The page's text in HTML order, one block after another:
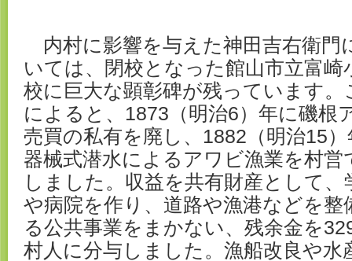
内村に影響を与えた神田吉右衛門
いては、閉校となった館山市立富崎
校に巨大な顕彰碑が残っています。
によると、1873（明治6）年に磯根
売買の私有を廃し、1882（明治15）
器械式潜水によるアワビ漁業を村営
しました。収益を共有財産として、
や病院を作り、道路や漁港などを整
る公共事業をまかない、残余金を
村人に分与しました。漁船改良や水